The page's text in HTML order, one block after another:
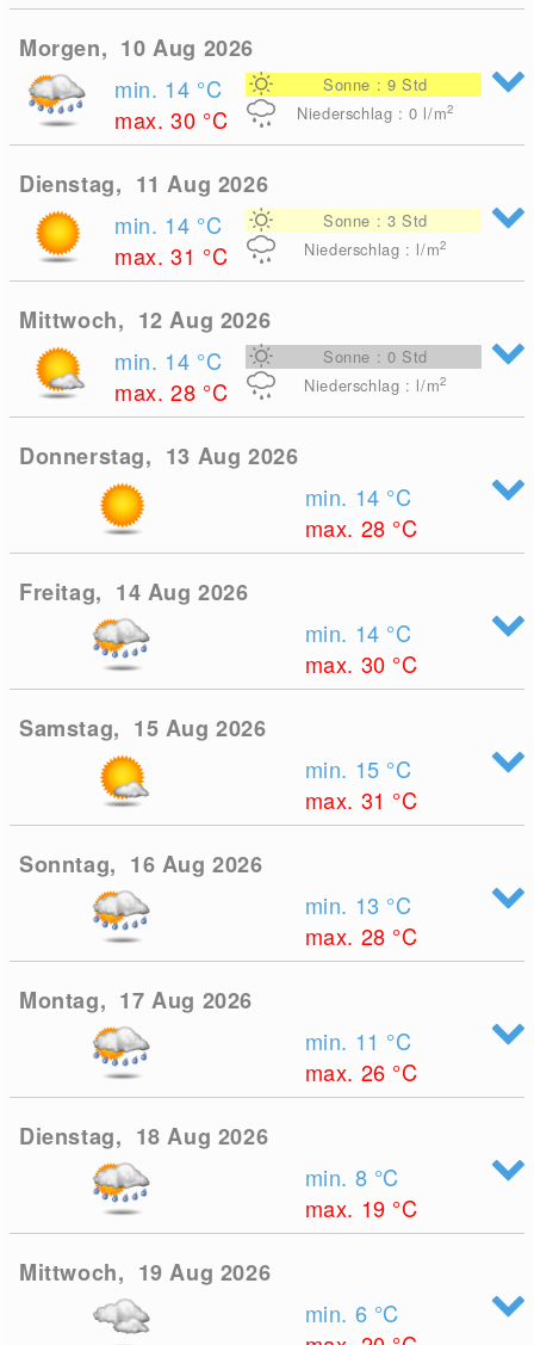
Morgen, 10 Aug 2026
min. 14 °C
max. 30 °C
Sonne : 9 Std
Niederschlag : 0 l/m2
Dienstag, 11 Aug 2026
min. 14 °C
max. 31 °C
Sonne : 3 Std
Niederschlag : l/m2
Mittwoch, 12 Aug 2026
min. 14 °C
max. 28 °C
Sonne : 0 Std
Niederschlag : l/m2
Donnerstag, 13 Aug 2026
min. 14 °C
max. 28 °C
Freitag, 14 Aug 2026
min. 14 °C
max. 30 °C
Samstag, 15 Aug 2026
min. 15 °C
max. 31 °C
Sonntag, 16 Aug 2026
min. 13 °C
max. 28 °C
Montag, 17 Aug 2026
min. 11 °C
max. 26 °C
Dienstag, 18 Aug 2026
min. 8 °C
max. 19 °C
Mittwoch, 19 Aug 2026
min. 6 °C